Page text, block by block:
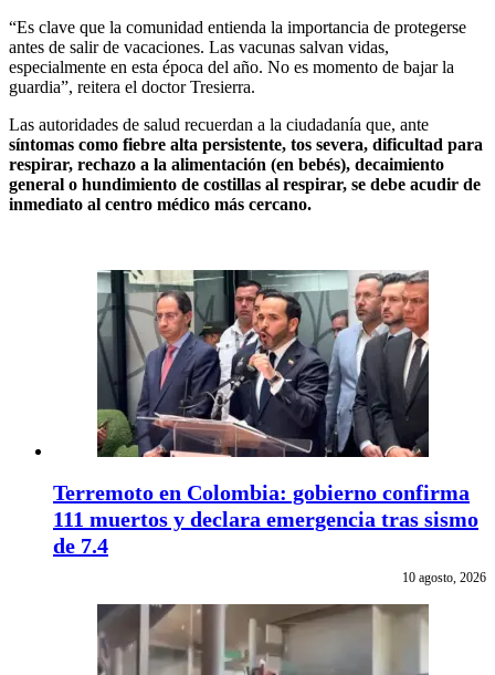
“Es clave que la comunidad entienda la importancia de protegerse
antes de salir de vacaciones. Las vacunas salvan vidas,
especialmente en esta época del año. No es momento de bajar la
guardia”, reitera el doctor Tresierra.
Las autoridades de salud recuerdan a la ciudadanía que, ante
síntomas como fiebre alta persistente, tos severa, dificultad para
respirar, rechazo a la alimentación (en bebés), decaimiento
general o hundimiento de costillas al respirar, se debe acudir de
inmediato al centro médico más cercano.
Terremoto en Colombia: gobierno confirma
111 muertos y declara emergencia tras sismo
de 7.4
10 agosto, 2026